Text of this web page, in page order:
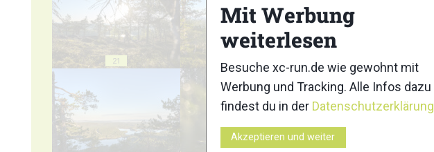
21
Mit Werbung
weiterlesen
Besuche xc-run.de wie gewohnt mit
Werbung und Tracking. Alle Infos dazu
findest du in der Datenschutzerklärung
Akzeptieren und weiter